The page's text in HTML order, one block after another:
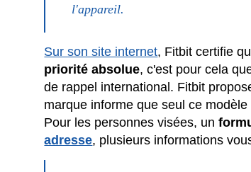
l'appareil.
Sur son site internet, Fitbit certifie
priorité absolue, c'est pour cela
de rappel international. Fitbit
marque informe que seul ce
Pour les personnes visées, un
adresse, plusieurs informations